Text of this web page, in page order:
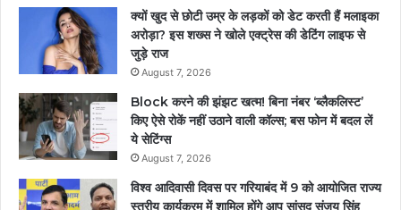
क्यों खुद से छोटी उम्र के लड़कों को डेट करती हैं मलाइका
अरोड़ा? इस शख्स ने खोले एक्ट्रेस की डेटिंग लाइफ से
जुड़े राज
August 7, 2026
Block करने की झंझट खत्म! बिना नंबर ‘ब्लैकलिस्ट’
किए ऐसे रोकें नहीं उठाने वाली कॉल्स; बस फोन में बदल लें
ये सेटिंग्स
August 7, 2026
विश्व आदिवासी दिवस पर गरियाबंद में 9 को आयोजित राज्य
स्तरीय कार्यक्रम में शामिल होंगे आप सांसद संजय सिंह